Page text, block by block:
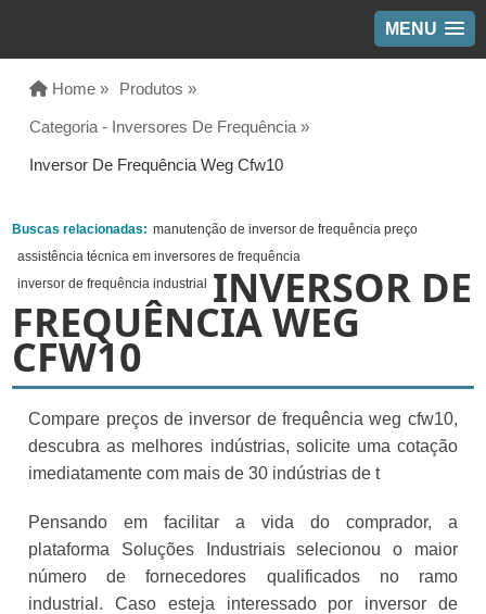
MENU
Home » Produtos »
Categoria - Inversores De Frequência »
Inversor De Frequência Weg Cfw10
Buscas relacionadas: manutenção de inversor de frequência preço
assistência técnica em inversores de frequência
inversor de frequência industrial
INVERSOR DE
FREQUÊNCIA WEG
CFW10
Compare preços de inversor de frequência weg cfw10,
descubra as melhores indústrias, solicite uma cotação
imediatamente com mais de 30 indústrias de t
Pensando em facilitar a vida do comprador, a
plataforma Soluções Industriais selecionou o maior
número de fornecedores qualificados no ramo
industrial. Caso esteja interessado por inversor de